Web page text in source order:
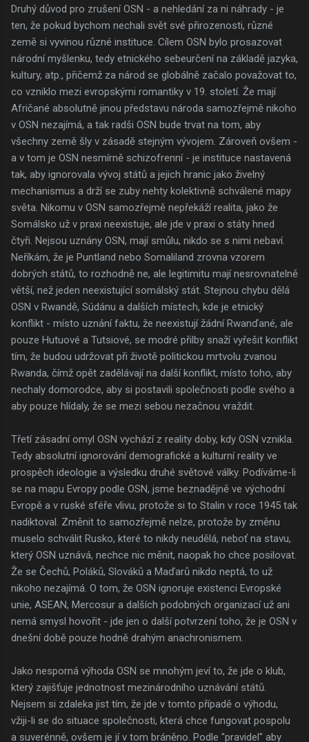
Druhý důvod pro zrušení OSN - a nehledání za ni náhrady - je
ten, že pokud bychom nechali svět své přirozenosti, různé
země si vyvinou různé instituce. Cílem OSN bylo prosazovat
národní myšlenku, tedy etnického sebeurčení na základě jazyka,
kultury, atp., přičemž za národ se globálně začalo považovat to,
co vzniklo mezi evropskými romantiky v 19. století. Že mají
Afričané absolutně jinou představu národa samozřejmě nikoho
v OSN nezajímá, a tak radši OSN bude trvat na tom, aby
všechny země šly v zásadě stejným vývojem. Zároveň ovšem -
a v tom je OSN nesmírně schizofrenní - je instituce nastavená
tak, aby ignorovala vývoj států a jejich hranic jako živelný
mechanismus a drží se zuby nehty kolektivně schválené mapy
světa. Nikomu v OSN samozřejmě nepřekáží realita, jako že
Somálsko už v praxi neexistuje, ale jde v praxi o státy hned
čtyři. Nejsou uznány OSN, mají smůlu, nikdo se s nimi nebaví.
Neříkám, že je Puntland nebo Somaliland zrovna vzorem
dobrých států, to rozhodně ne, ale legitimitu mají nesrovnatelně
větší, než jeden neexistující somálský stát. Stejnou chybu dělá
OSN v Rwandě, Súdánu a dalších místech, kde je etnický
konflikt - místo uznání faktu, že neexistují žádní Rwanďané, ale
pouze Hutuové a Tutsiové, se modré přilby snaží vyřešit konflikt
tím, že budou udržovat při životě politickou mrtvolu zvanou
Rwanda, čímž opět zadělávají na další konflikt, místo toho, aby
nechaly domorodce, aby si postavili společnosti podle svého a
aby pouze hlídaly, že se mezi sebou nezačnou vraždit.
Třetí zásadní omyl OSN vychází z reality doby, kdy OSN vznikla.
Tedy absolutní ignorování demografické a kulturní reality ve
prospěch ideologie a výsledku druhé světové války. Podíváme-li
se na mapu Evropy podle OSN, jsme beznadějně ve východní
Evropě a v ruské sféře vlivu, protože si to Stalin v roce 1945 tak
nadiktoval. Změnit to samozřejmě nelze, protože by změnu
muselo schválit Rusko, které to nikdy neudělá, neboť na stavu,
který OSN uznává, nechce nic měnit, naopak ho chce posilovat.
Že se Čechů, Poláků, Slováků a Maďarů nikdo neptá, to už
nikoho nezajímá. O tom, že OSN ignoruje existenci Evropské
unie, ASEAN, Mercosur a dalších podobných organizací už ani
nemá smysl hovořit - jde jen o další potvrzení toho, že je OSN v
dnešní době pouze hodně drahým anachronismem.
Jako nesporná výhoda OSN se mnohým jeví to, že jde o klub,
který zajišťuje jednotnost mezinárodního uznávání států.
Nejsem si zdaleka jist tím, že jde v tomto případě o výhodu,
vžiji-li se do situace společnosti, která chce fungovat pospolu
a suverénně, ovšem je jí v tom bráněno. Podle "pravidel" aby